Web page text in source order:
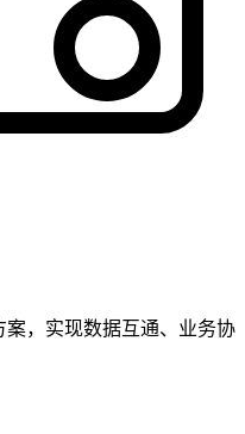
，实现数据互通、业务协